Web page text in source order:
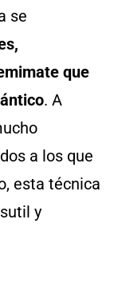
se
que
. A
a los que
esta técnica
y